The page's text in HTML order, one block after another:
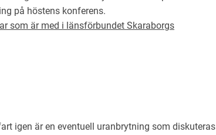
på höstens konferens.
som är med i länsförbundet Skaraborgs
igen är en eventuell uranbrytning som diskuteras